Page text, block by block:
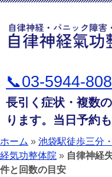
📞03-5944-
長引く症状・複数
ります。当日予約
ホーム » 池袋駅徒歩三分
経気功整体院 » 自律神経
件と回数の目安